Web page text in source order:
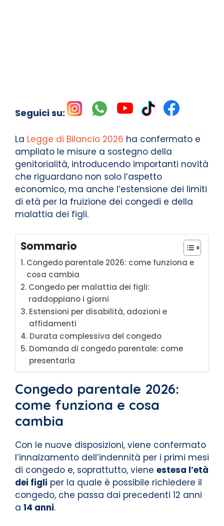
Seguici su:
La Legge di Bilancio 2026 ha confermato e
ampliato le misure a sostegno della
genitorialità, introducendo importanti novità
che riguardano non solo l’aspetto
economico, ma anche l’estensione dei limiti
di età per la fruizione dei congedi e della
malattia dei figli.
Sommario
Congedo parentale 2026: come funziona e
cosa cambia
Congedo per malattia dei figli:
raddoppiano i giorni
Estensioni per disabilità, adozioni e
affidamenti
Durata complessiva del congedo
Domanda di congedo parentale: come
presentarla
Congedo parentale 2026:
come funziona e cosa
cambia
Con le nuove disposizioni, viene confermato
l’innalzamento dell’indennità per i primi mesi
di congedo e, soprattutto, viene estesa l’età
dei figli per la quale è possibile richiedere il
congedo, che passa dai precedenti 12 anni
a 14 anni.